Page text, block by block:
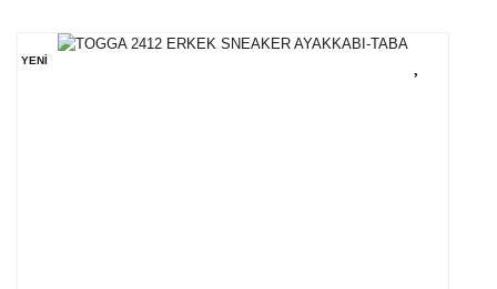
YENİ